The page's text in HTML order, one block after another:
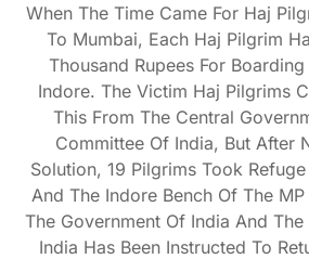
When The Time Came For Haj
To Mumbai, Each Haj Pilgrim
Thousand Rupees For
Indore. The Victim Haj Pilgrims
This From The Central
Committee Of India, But After
Solution, 19 Pilgrims Took
And The Indore Bench Of The
The Government Of India And
India Has Been Instructed To